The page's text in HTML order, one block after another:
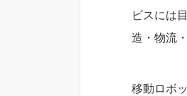
ビスには
造・物流
移動ロボ